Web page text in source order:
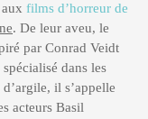
films d’horreur de
. De leur aveu, le
par Conrad Veidt
dans les
il s’appelle
acteurs Basil